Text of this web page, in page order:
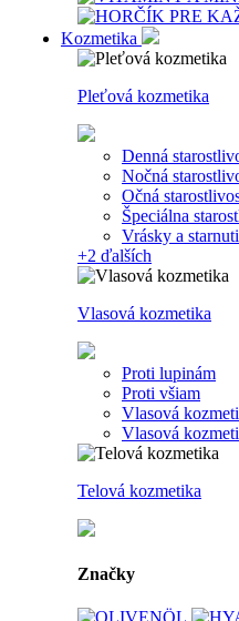
Kozmetika
Pleťová kozmetika
Denná
Nočná
Očná
Špeciálna
Vrásky a
+2 ďalších
Vlasová kozmetika
Proti lupinám
Proti všiam
Vlasová
Vlasová
Telová kozmetika
Značky